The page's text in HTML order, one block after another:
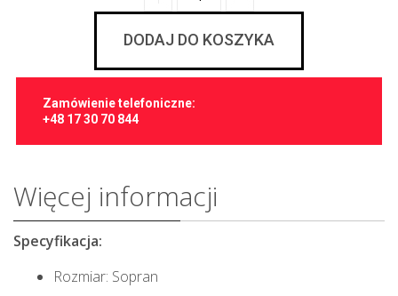
DODAJ DO KOSZYKA
Zamówienie telefoniczne:
+48 17 30 70 844
Więcej informacji
Specyfikacja:
Rozmiar: Sopran